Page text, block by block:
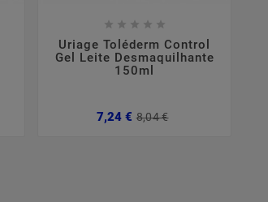
    
Uriage Toléderm Control
Gel Leite Desmaquilhante
150ml
7,24 € 8,04 €